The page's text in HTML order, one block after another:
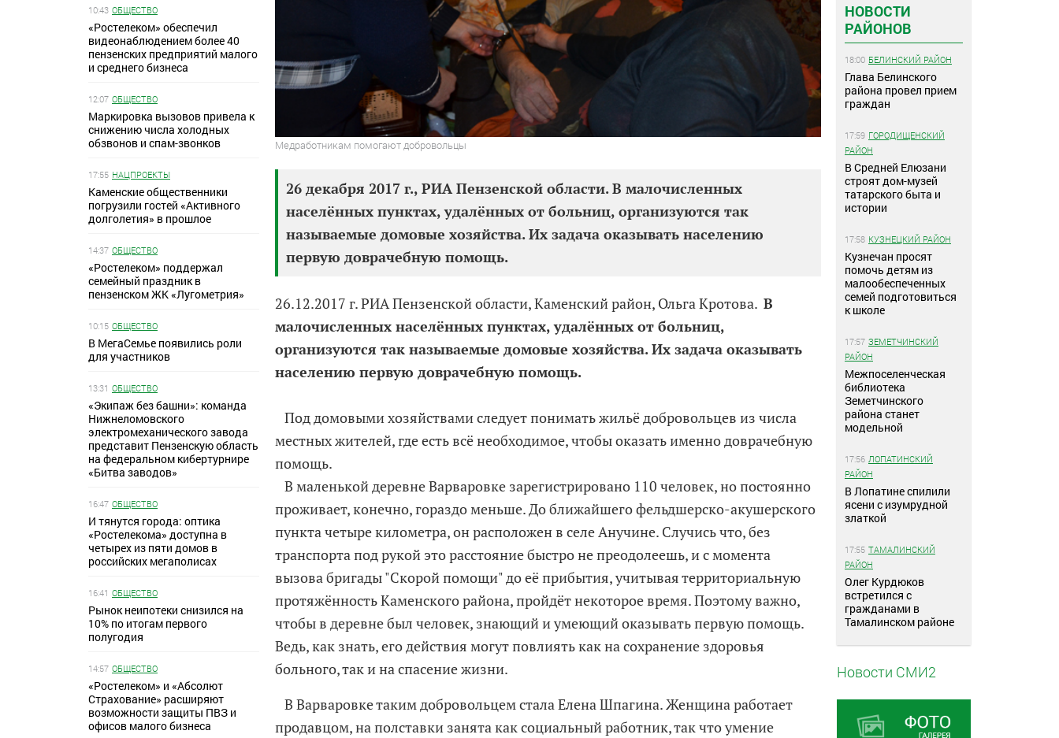
10:43 ОБЩЕСТВО
«Ростелеком» обеспечил
видеонаблюдением более 40
пензенских предприятий малого
и среднего бизнеса
12:07 ОБЩЕСТВО
Маркировка вызовов привела к
снижению числа холодных
обзвонов и спам-звонков
17:55 НАЦПРОЕКТЫ
Каменские общественники
погрузили гостей «Активного
долголетия» в прошлое
14:37 ОБЩЕСТВО
«Ростелеком» поддержал
семейный праздник в
пензенском ЖК «Лугометрия»
10:15 ОБЩЕСТВО
В МегаСемье появились роли
для участников
13:31 ОБЩЕСТВО
«Экипаж без башни»: команда
Нижнеломовского
электромеханического завода
представит Пензенскую область
на федеральном кибертурнире
«Битва заводов»
16:47 ОБЩЕСТВО
И тянутся города: оптика
«Ростелекома» доступна в
четырех из пяти домов в
российских мегаполисах
16:41 ОБЩЕСТВО
Рынок неипотеки снизился на
10% по итогам первого
полугодия
14:57 ОБЩЕСТВО
«Ростелеком» и «Абсолют
Страхование» расширяют
возможности защиты ПВЗ и
офисов малого бизнеса
Медработникам помогают добровольцы
26 декабря 2017 г., РИА Пензенской области. В малочисленных
населённых пунктах, удалённых от больниц, организуются так
называемые домовые хозяйства. Их задача оказывать населению
первую доврачебную помощь.
26.12.2017 г. РИА Пензенской области, Каменский район, Ольга Кротова.В
малочисленных населённых пунктах, удалённых от больниц,
организуются так называемые домовые хозяйства. Их задача оказывать
населению первую доврачебную помощь.
Под домовыми хозяйствами следует понимать жильё добровольцев из числа
местных жителей, где есть всё необходимое, чтобы оказать именно доврачебную
помощь.
В маленькой деревне Варваровке зарегистрировано 110 человек, но постоянно
проживает, конечно, гораздо меньше. До ближайшего фельдшерско-акушерского
пункта четыре километра, он расположен в селе Анучине. Случись что, без
транспорта под рукой это расстояние быстро не преодолеешь, и с момента
вызова бригады "Скорой помощи" до её прибытия, учитывая территориальную
протяжённость Каменского района, пройдёт некоторое время. Поэтому важно,
чтобы в деревне был человек, знающий и умеющий оказывать первую помощь.
Ведь, как знать, его действия могут повлиять как на сохранение здоровья
больного, так и на спасение жизни.
В Варваровке таким добровольцем стала Елена Шпагина. Женщина работает
продавцом, на полставки занята как социальный работник, так что умение
НОВОСТИ
РАЙОНОВ
18:00 БЕЛИНСКИЙ РАЙОН
Глава Белинского
района провел прием
граждан
17:59 ГОРОДИЩЕНСКИЙ
РАЙОН
В Средней Елюзани
строят дом-музей
татарского быта и
истории
17:58 КУЗНЕЦКИЙ РАЙОН
Кузнечан просят
помочь детям из
малообеспеченных
семей подготовиться
к школе
17:57 ЗЕМЕТЧИНСКИЙ
РАЙОН
Межпоселенческая
библиотека
Земетчинского
района станет
модельной
17:56 ЛОПАТИНСКИЙ
РАЙОН
В Лопатине спилили
ясени с изумрудной
златкой
17:55 ТАМАЛИНСКИЙ
РАЙОН
Олег Курдюков
встретился с
гражданами в
Тамалинском районе
Новости СМИ2